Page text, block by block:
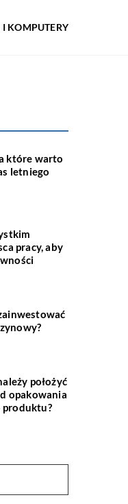
KOMPUTERY
które warto
letniego
pracy, aby
położyć
opakowania
produktu?